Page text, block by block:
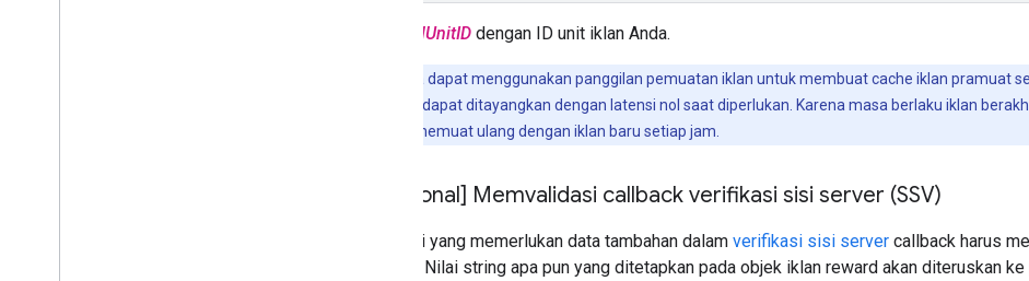
adUnitID dengan ID unit iklan Anda.
Anda dapat menggunakan panggilan pemuatan iklan untuk membuat cache iklan pramuat
sehingga iklan dapat ditayangkan dengan latensi nol saat diperlukan. Karena masa berlaku iklan
cache ini dan memuat ulang dengan iklan baru setiap jam.
[Opsional] Memvalidasi callback verifikasi sisi server (SSV)
Aplikasi yang memerlukan data tambahan dalam verifikasi sisi server callback harus
reward. Nilai string apa pun yang ditetapkan pada objek iklan reward akan diteruskan